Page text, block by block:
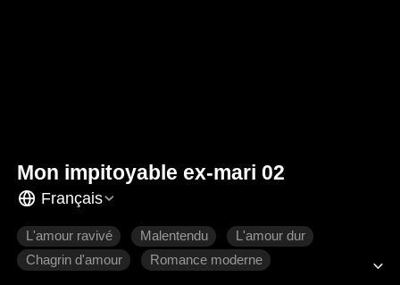
Mon impitoyable ex-mari 02
Français
L'amour ravivé Malentendu
L'amour dur
Chagrin d'amour
Romance moderne